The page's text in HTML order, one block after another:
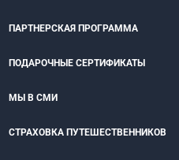
ПАРТНЕРСКАЯ ПРОГРАММА
ПОДАРОЧНЫЕ СЕРТИФИКАТЫ
МЫ В СМИ
СТРАХОВКА ПУТЕШЕСТВЕННИКОВ